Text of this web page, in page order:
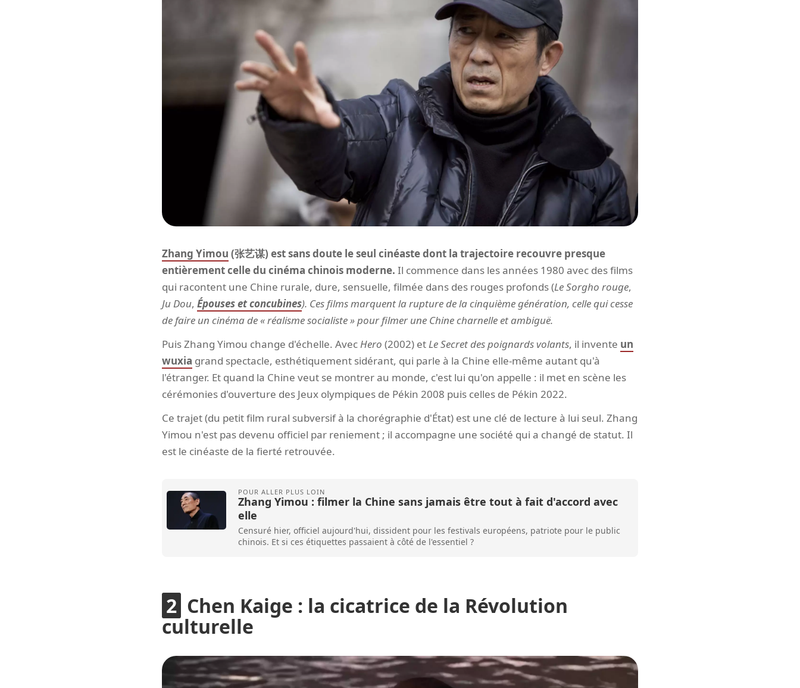
Zhang Yimou (张艺谋) est sans doute le seul cinéaste dont la trajectoire recouvre presque
entièrement celle du cinéma chinois moderne. Il commence dans les années 1980 avec des films
qui racontent une Chine rurale, dure, sensuelle, filmée dans des rouges profonds (Le Sorgho rouge,
Ju Dou, Épouses et concubines). Ces films marquent la rupture de la cinquième génération, celle qui cesse
de faire un cinéma de « réalisme socialiste » pour filmer une Chine charnelle et ambiguë.
Puis Zhang Yimou change d'échelle. AvecHero (2002) etLe Secret des poignards volants, il invente un
wuxia grand spectacle, esthétiquement sidérant, qui parle à la Chine elle-même autant qu'à
l'étranger. Et quand la Chine veut se montrer au monde, c'est lui qu'on appelle : il met en scène les
cérémonies d'ouverture des Jeux olympiques de Pékin 2008 puis celles de Pékin 2022.
Ce trajet (du petit film rural subversif à la chorégraphie d'État) est une clé de lecture à lui seul. Zhang
Yimou n'est pas devenu officiel par reniement ; il accompagne une société qui a changé de statut. Il
est le cinéaste de la fierté retrouvée.
Zhang Yimou : filmer la Chine sans jamais être tout à fait d'accord avec
elle
Censuré hier, officiel aujourd'hui, dissident pour les festivals européens, patriote pour le public
chinois. Et si ces étiquettes passaient à côté de l'essentiel ?
Chen Kaige : la cicatrice de la Révolution
culturelle